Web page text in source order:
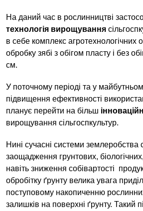
На даний час в рослинництві
технологія вирощування
в себе комплекс агротехнологічних
обробку зябі з обігом пласту і без
см.
У поточному періоді та у
підвищення ефективності
планує перейти на більш
вирощування сільгоспкультур.
Нині сучасні системи землеробства
заощадження грунтових,
навіть зниження собівартості
обробітку ґрунту велика увага
поступовому накопиченню
залишків на поверхні ґрунту. Такий